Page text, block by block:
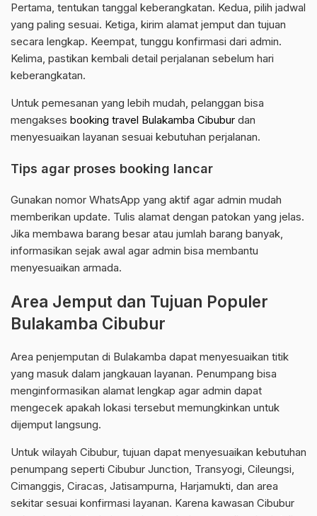
Pertama, tentukan tanggal keberangkatan. Kedua, pilih jadwal
yang paling sesuai. Ketiga, kirim alamat jemput dan tujuan
secara lengkap. Keempat, tunggu konfirmasi dari admin.
Kelima, pastikan kembali detail perjalanan sebelum hari
keberangkatan.
Untuk pemesanan yang lebih mudah, pelanggan bisa
mengakses booking travel Bulakamba Cibubur dan
menyesuaikan layanan sesuai kebutuhan perjalanan.
Tips agar proses booking lancar
Gunakan nomor WhatsApp yang aktif agar admin mudah
memberikan update. Tulis alamat dengan patokan yang jelas.
Jika membawa barang besar atau jumlah barang banyak,
informasikan sejak awal agar admin bisa membantu
menyesuaikan armada.
Area Jemput dan Tujuan Populer
Bulakamba Cibubur
Area penjemputan di Bulakamba dapat menyesuaikan titik
yang masuk dalam jangkauan layanan. Penumpang bisa
menginformasikan alamat lengkap agar admin dapat
mengecek apakah lokasi tersebut memungkinkan untuk
dijemput langsung.
Untuk wilayah Cibubur, tujuan dapat menyesuaikan kebutuhan
penumpang seperti Cibubur Junction, Transyogi, Cileungsi,
Cimanggis, Ciracas, Jatisampurna, Harjamukti, dan area
sekitar sesuai konfirmasi layanan. Karena kawasan Cibubur